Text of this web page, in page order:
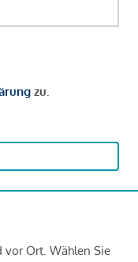
zu.
vor Ort. Wählen Sie